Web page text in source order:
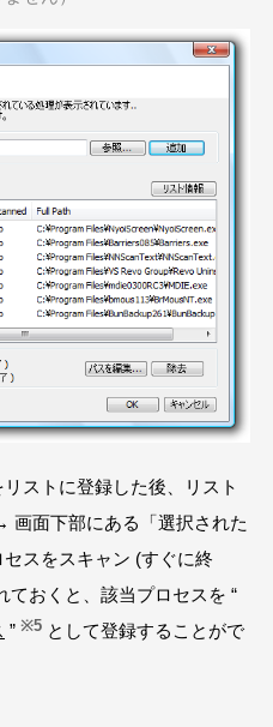
ストに登録した後、リスト
画面下部にある「選択された
スをスキャン (すぐに終
ておくと、該当プロセスを “
” ※5 として登録することがで